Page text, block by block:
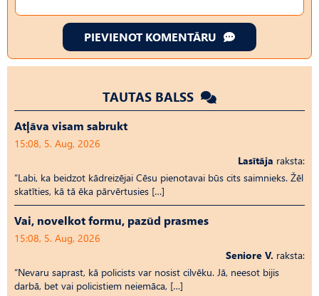
PIEVIENOT KOMENTĀRU
TAUTAS BALSS
Atļāva visam sabrukt
15:08, 5. Aug, 2026
Lasītāja raksta:
“Labi, ka beidzot kādreizējai Cēsu pienotavai būs cits saimnieks. Žēl
skatīties, kā tā ēka pārvērtusies […]
Vai, novelkot formu, pazūd prasmes
15:08, 5. Aug, 2026
Seniore V. raksta:
“Nevaru saprast, kā policists var nosist cilvēku. Jā, neesot bijis
darbā, bet vai policistiem neiemāca, […]